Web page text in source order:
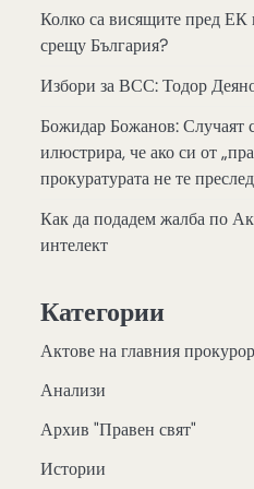
Колко са висящите пред ЕК
срещу България?
Избори за ВСС: Тодор
Божидар Божанов: Случаят
илюстрира, че ако си от
прокуратурата не те
Как да подадем жалба по
интелект
Категории
Актове на главния прокурор
Анализи
Архив "Правен свят"
Истории